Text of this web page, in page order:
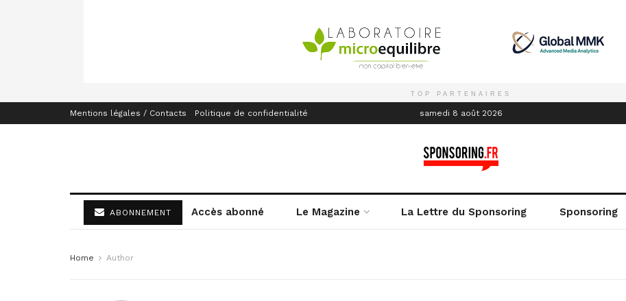
TOP PARTENAIRES
Mentions légales / Contacts Politique de confidentialité samedi 8 août 2026
ABONNEMENT Accès abonné Le Magazine La Lettre du Sponsoring Sponsoring
Home Author